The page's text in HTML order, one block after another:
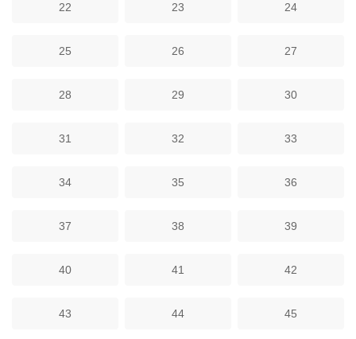
22 23 24
25 26 27
28 29 30
31 32 33
34 35 36
37 38 39
40 41 42
43 44 45